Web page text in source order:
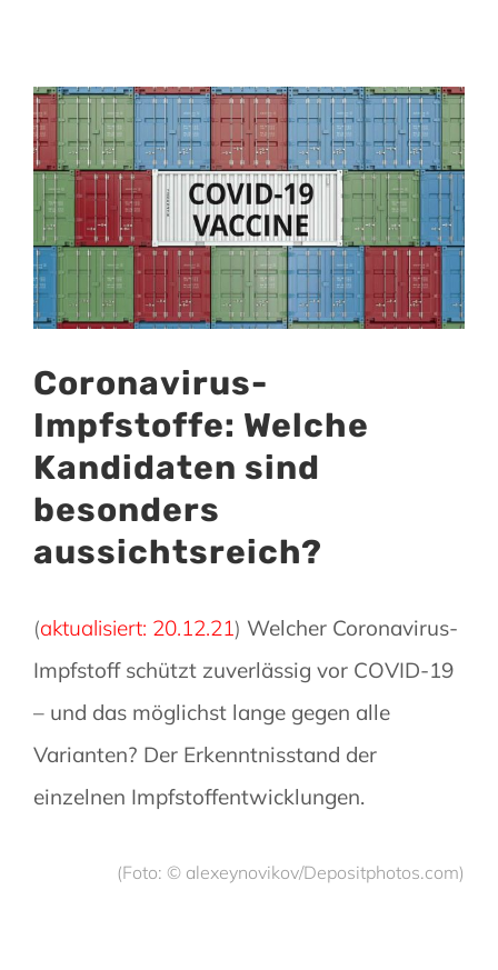
Zeige
grösseres
Bild
Coronavirus-
Impfstoffe: Welche
Kandidaten sind
besonders
aussichtsreich?
(aktualisiert: 20.12.21) Welcher Coronavirus-
Impfstoff schützt zuverlässig vor COVID-19
– und das möglichst lange gegen alle
Varianten? Der Erkenntnisstand der
einzelnen Impfstoffentwicklungen.
(Foto: © alexeynovikov/Depositphotos.com)